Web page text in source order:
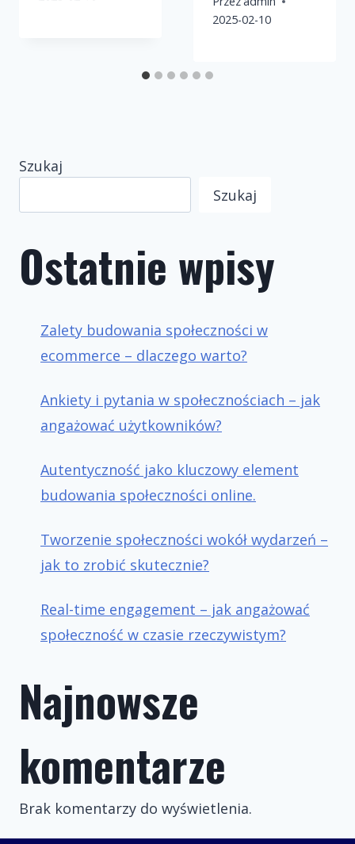
2025-02-10
Szukaj
Szukaj
Ostatnie wpisy
Zalety budowania społeczności w
ecommerce – dlaczego warto?
Ankiety i pytania w społecznościach – jak
angażować użytkowników?
Autentyczność jako kluczowy element
budowania społeczności online.
Tworzenie społeczności wokół wydarzeń –
jak to zrobić skutecznie?
Real-time engagement – jak angażować
społeczność w czasie rzeczywistym?
Najnowsze
komentarze
Brak komentarzy do wyświetlenia.